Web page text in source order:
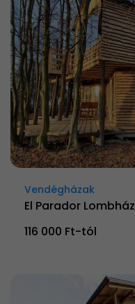
Vendégházak
El Parador Lombház
116 000 Ft-tól